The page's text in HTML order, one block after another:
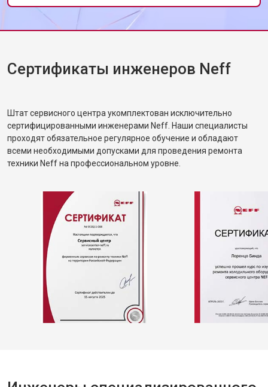
дверцы
Замена нижнего уплотнителя
дверцы
Замена заливного шланга от 850 ₽ Заказать
Сертификаты инженеров Neff
Штат сервисного центра укомплектован исключительно
сертифицированными инженерами Neff. Наши специалисты
проходят обязательное регулярное обучение и обладают
всеми необходимыми допусками для проведения ремонта
техники Neff на профессиональном уровне.